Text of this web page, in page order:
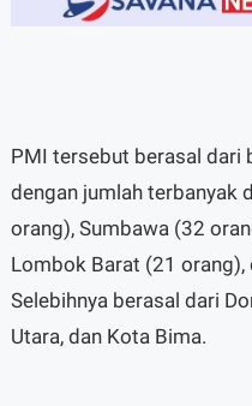
PMI tersebut berasal dari
dengan jumlah terbanyak
orang), Sumbawa (32
Lombok Barat (21
Selebihnya berasal dari
Utara, dan Kota Bima.